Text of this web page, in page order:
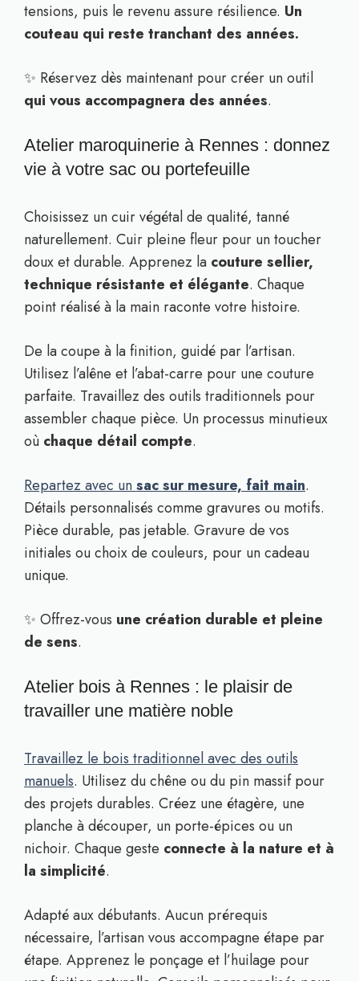
tensions, puis le revenu assure résilience. Un
couteau qui reste tranchant des années.
✨ Réservez dès maintenant pour créer un outil
qui vous accompagnera des années.
Atelier maroquinerie à Rennes : donnez
vie à votre sac ou portefeuille
Choisissez un cuir végétal de qualité, tanné
naturellement. Cuir pleine fleur pour un toucher
doux et durable. Apprenez la couture sellier,
technique résistante et élégante. Chaque
point réalisé à la main raconte votre histoire.
De la coupe à la finition, guidé par l’artisan.
Utilisez l’alêne et l’abat-carre pour une couture
parfaite. Travaillez des outils traditionnels pour
assembler chaque pièce. Un processus minutieux
où chaque détail compte.
Repartez avec unsac sur mesure, fait main.
Détails personnalisés comme gravures ou motifs.
Pièce durable, pas jetable. Gravure de vos
initiales ou choix de couleurs, pour un cadeau
unique.
✨ Offrez-vous une création durable et pleine
de sens.
Atelier bois à Rennes : le plaisir de
travailler une matière noble
Travaillez le bois traditionnel avec des outils
manuels. Utilisez du chêne ou du pin massif pour
des projets durables. Créez une étagère, une
planche à découper, un porte-épices ou un
nichoir. Chaque geste connecte à la nature et à
la simplicité.
Adapté aux débutants. Aucun prérequis
nécessaire, l’artisan vous accompagne étape par
étape. Apprenez le ponçage et l’huilage pour